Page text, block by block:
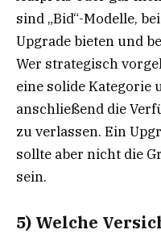
sind „Bid“-Modelle,
Upgrade bieten und
Wer strategisch
eine solide Kategorie
anschließend die
zu verlassen. Ein
sollte aber nicht die
sein.
5) Welche